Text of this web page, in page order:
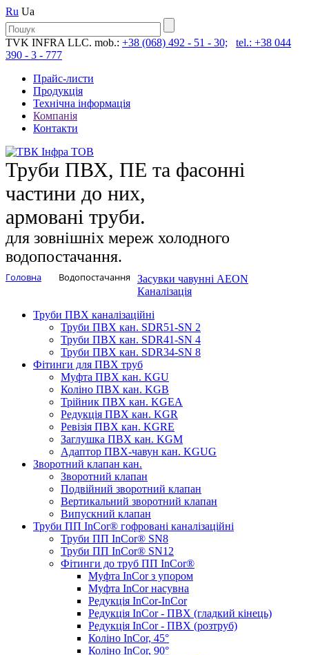
Ru Ua
TVK INFRA LLC. mob.: +38 (068) 492 - 51 - 30;
tel.: +38 044
390 - 3 - 777
Прайс-листи
Продукція
Технічна інформація
Компанія
Контакти
Труби ПВХ, ПЕ та фасонні
частини до них,
армовані труби.
для зовнішніх мереж холодного
водопостачання.
Головна Водопостачання Засувки чавунні AEON
Каналізація
Труби ПВХ каналізаційні
Труби ПВХ кан. SDR51-SN 2
Труби ПВХ кан. SDR41-SN 4
Труби ПВХ кан. SDR34-SN 8
Фітинги для ПВХ труб
Муфта ПВХ кан. KGU
Коліно ПВХ кан. KGB
Трійник ПВХ кан. KGEA
Редукція ПВХ кан. KGR
Ревізія ПВХ кан. KGRE
Заглушка ПВХ кан. KGM
Адаптор ПВХ-чавун кан. KGUG
Зворотний клапан кан.
Зворотний клапан
Подвійний зворотний клапан
Вертикальний зворотний клапан
Випускний клапан
Труби ПП InCor® гофровані каналізаційні
Труби ПП InCor® SN8
Труби ПП InCor® SN12
Фітинги до труб ПП InCor®
Муфта InCor з упором
Муфта InCor насувна
Редукція InCor-InCor
Редукція InCor - ПВХ (гладкий кінець)
Редукція InCor - ПВХ (розтруб)
Коліно InCor, 45°
Коліно InCor, 90°